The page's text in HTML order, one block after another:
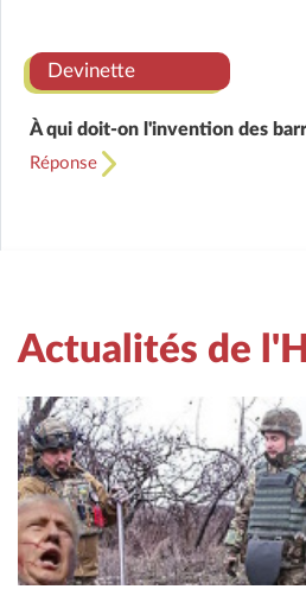
Devinette
À qui doit-on l'invention des
Réponse
Actualités de